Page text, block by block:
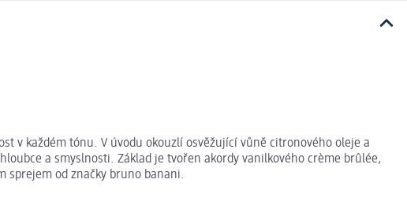
v každém tónu. V úvodu okouzlí osvěžující vůně citronového oleje a
a smyslnosti. Základ je tvořen akordy vanilkového crème brûlée,
sprejem od značky bruno banani.